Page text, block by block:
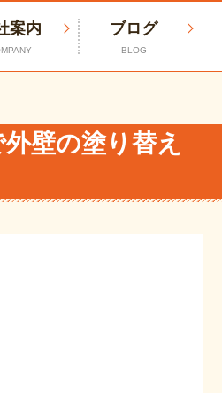
案内 ブログ
BLOG
壁の塗り替え